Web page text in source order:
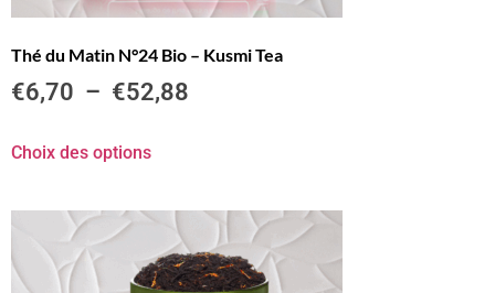
Thé du Matin N°24 Bio – Kusmi Tea
€6,70 – €52,88
Choix des options